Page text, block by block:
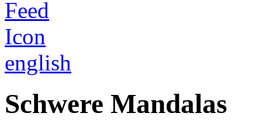
english
Schwere Mandalas